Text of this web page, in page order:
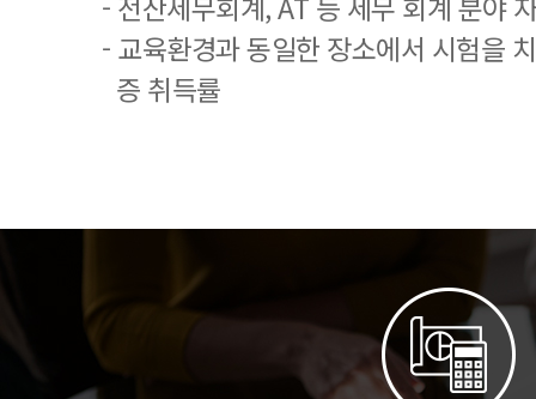
- 교육환경과 동일한 장소에서 시험을
증 취득률